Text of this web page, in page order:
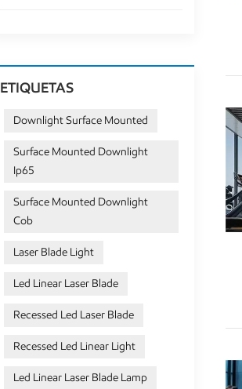
ETIQUETAS
Downlight Surface Mounted
Surface Mounted Downlight
Ip65
Surface Mounted Downlight
Cob
Laser Blade Light
Led Linear Laser Blade
Recessed Led Laser Blade
Recessed Led Linear Light
Led Linear Laser Blade Lamp